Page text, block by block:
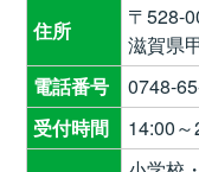
住所
〒528-
滋賀県
電話番号
0748-
受付時間
14:00